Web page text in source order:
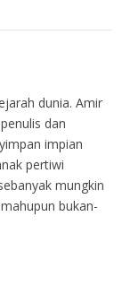
dunia. Amir
dan
impian
pertiwi
mungkin
bukan-